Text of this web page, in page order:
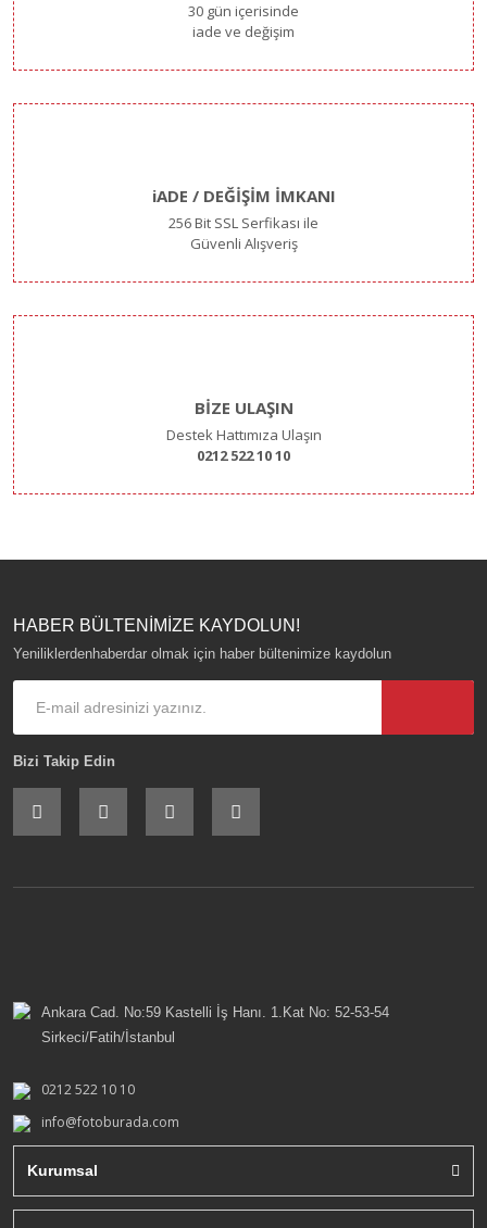
30 gün içerisinde
iade ve değişim
iADE / DEĞİŞİM İMKANI
256 Bit SSL Serfikası ile
Güvenli Alışveriş
BİZE ULAŞIN
Destek Hattımıza Ulaşın
0212 522 10 10
HABER BÜLTENİMİZE KAYDOLUN!
Yeniliklerdenhaberdar olmak için haber bültenimize kaydolun
Bizi Takip Edin
Ankara Cad. No:59 Kastelli İş Hanı. 1.Kat No: 52-53-54
Sirkeci/Fatih/İstanbul
0212 522 10 10
info@fotoburada.com
Kurumsal